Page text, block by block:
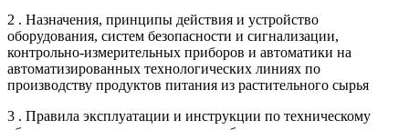
2 . Назначения, принципы действия и устройство
оборудования, систем безопасности и сигнализации,
контрольно-измерительных приборов и автоматики на
автоматизированных технологических линиях по
производству продуктов питания из растительного сырья
3 . Правила эксплуатации и инструкции по техническому